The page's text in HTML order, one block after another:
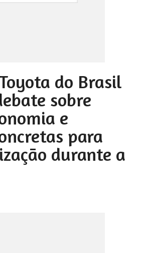
do Brasil
sobre
e
para
durante a